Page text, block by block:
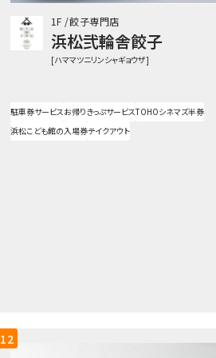
1F 餃子専門店
浜松弐輪舎餃子
[ハママツニリンシャギョウザ]
駐車券サービスお帰りきっぷサービスTOHOシネマズ半券
浜松こども館の入場券テイクアウト
12